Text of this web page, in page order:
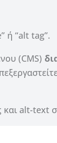
ή “alt tag”.
(CMS)
και alt-text